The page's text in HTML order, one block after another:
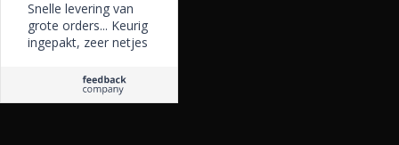
Snelle levering van
grote orders... Keurig
ingepakt, zeer netjes